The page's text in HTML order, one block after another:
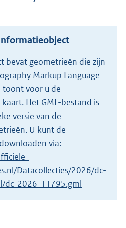
o
t
t
e
:
1
1
K
b
bevat geometrieën die zijn
Markup Language
toont voor u de
Het GML-bestand is
versie van de
U kunt de
via:
Datacollecties/2026/dc-
dc-2026-11795.gml